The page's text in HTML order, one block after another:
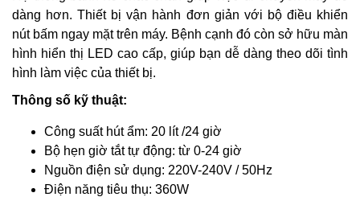
dàng hơn. Thiết bị vận hành đơn giản với bộ điều khiển
nút bấm ngay mặt trên máy. Bệnh cạnh đó còn sở hữu màn
hình hiển thị LED cao cấp, giúp bạn dễ dàng theo dõi tình
hình làm việc của thiết bị.
Thông số kỹ thuật:
Công suất hút ẩm: 20 lít /24 giờ
Bộ hẹn giờ tắt tự động: từ 0-24 giờ
Nguồn điện sử dụng: 220V-240V / 50Hz
Điện năng tiêu thụ: 360W